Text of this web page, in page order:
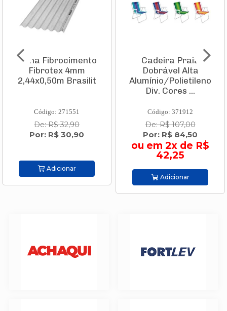
Telha Fibrocimento
Fibrotex 4mm
2,44x0,50m Brasilit
Código: 271551
De: R$ 32,90
Por: R$ 30,90
Adicionar
Cadeira Praia
Dobrável Alta
Alumínio/Polietileno
Div. Cores ...
Código: 371912
De: R$ 107,00
Por: R$ 84,50
ou em 2x de R$
42,25
Adicionar